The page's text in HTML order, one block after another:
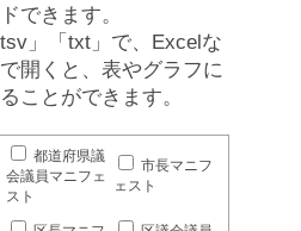
できます。
」「txt」で、Excelな
開くと、表やグラフに
ことができます。
都道府県議
会議員マニフェ
スト
市長マニフ
ェスト